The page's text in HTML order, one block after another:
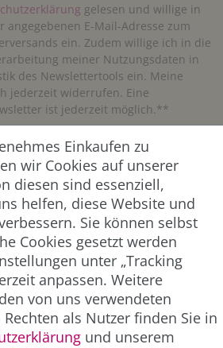
gelesen und willige in
angegebenen E-Mail-Adresse zum
ein. Zudem willige ich in die
meiner Nutzungsdaten in
des Newslettertools ein. Meine
jederzeit widerrufen. Eine
ist jederzeit möglich.**
Abonnieren
handelt es sich um ein Pflichtfeld.
Einkaufen zu
wir Cookies auf unserer
diesen sind essenziell,
helfen, diese Website und
Sie können selbst
Cookies gesetzt werden
unter „Tracking
anpassen. Weitere
von uns verwendeten
als Nutzer finden Sie in
und unserem